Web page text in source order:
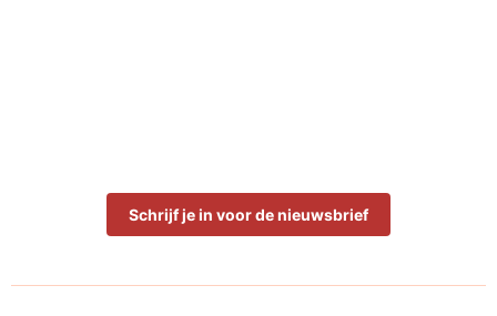
Schrijf je in voor de nieuwsbrief